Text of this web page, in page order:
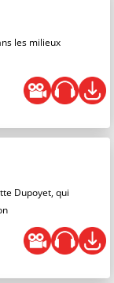
les milieux
Dupoyet, qui